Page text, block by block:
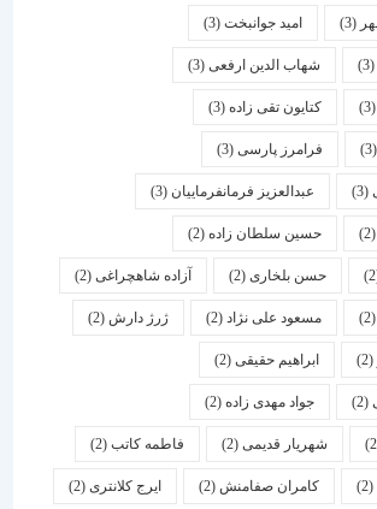
امید جوانبخت(3)
شهاب الدین ارفعی(3)
کتایون تقی زاده(3)
فرامرز پارسی(3)
عبدالعزیز فرمانفرماییان(3)
حسین سلطان زاده(2)
حسن بلخاری(2) آزاده شاهچراغی(2)
مسعود علی نژاد(2) ژرژ دارش (2)
ابراهیم حقیقی(2)
جواد مهدی زاده(2)
شهریار قدیمی(2) فاطمه کاتب(2)
کامران صفامنش(2) ایرج کلانتری (2)